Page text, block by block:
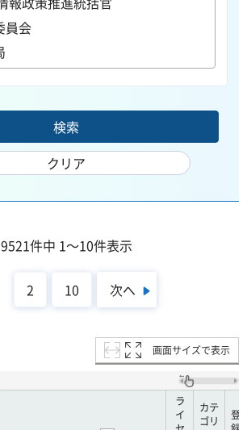
9521件中 1～10件表示
2 10 次へ
画面サイズで表示
ラ
イ
カテ
ゴリ
登